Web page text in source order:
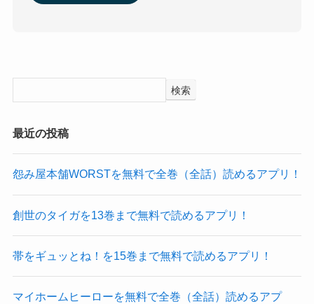
検索
最近の投稿
怨み屋本舗WORSTを無料で全巻（全話）読めるアプリ！
創世のタイガを13巻まで無料で読めるアプリ！
帯をギュッとね！を15巻まで無料で読めるアプリ！
マイホームヒーローを無料で全巻（全話）読めるアプ